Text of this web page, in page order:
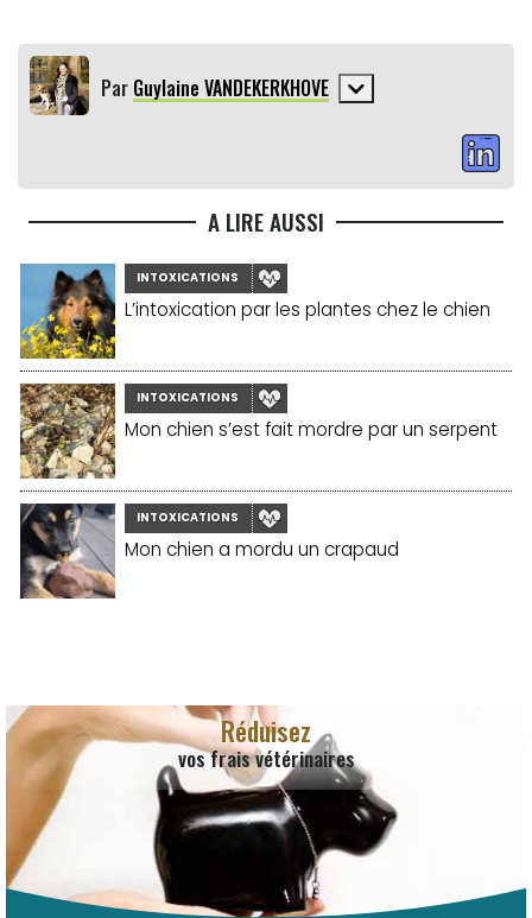
Par Guylaine VANDEKERKHOVE
A LIRE AUSSI
INTOXICATIONS
L’intoxication par les plantes chez le chien
INTOXICATIONS
Mon chien s’est fait mordre par un serpent
INTOXICATIONS
Mon chien a mordu un crapaud
Réduisez
vos frais vétérinaires